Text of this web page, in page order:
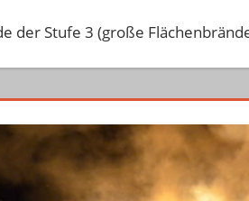
der Stufe 3 (große